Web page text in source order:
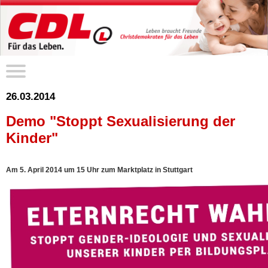
26.03.2014
Demo "Stoppt Sexualisierung der
Kinder"
Am 5. April 2014 um 15 Uhr zum Marktplatz in Stuttgart